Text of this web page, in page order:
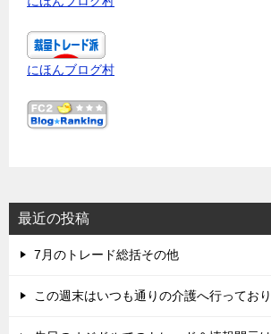
にほんブログ村
最近の投稿
7月のトレード総括その他
この週末はいつも通りの介護へ行ってお